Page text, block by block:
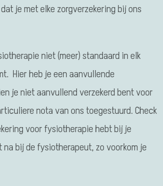
je met elke zorgverzekering bij ons
niet (meer) standaard in elk
Hier heb je een aanvullende
je niet aanvullend verzekerd bent voor
nota van ons toegestuurd. Check
voor fysiotherapie hebt bij je
bij de fysiotherapeut, zo voorkom je